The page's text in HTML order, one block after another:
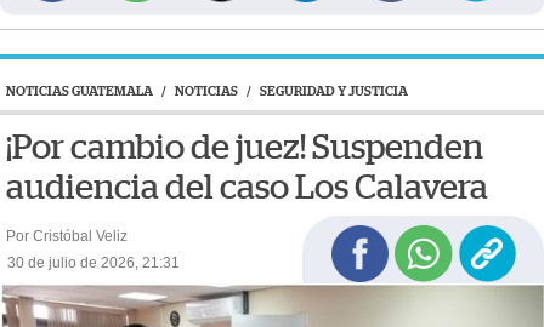
NOTICIAS GUATEMALA / NOTICIAS / SEGURIDAD Y JUSTICIA
¡Por cambio de juez! Suspenden
audiencia del caso Los Calavera
Por Cristóbal Veliz
30 de julio de 2026, 21:31